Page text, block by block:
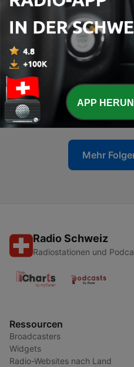
Trouver l'espace dans
29 Apr. 2026
62 - Ouvrir un chemin de
et spiritualité
01 Nov. 2025
61 - Les richesses interieures
27 Mär. 2025
Mehr
Radio Schweiz
Radiostationen und
Ressourcen
Broadcasters
Widgets
Radio-Websites nach Land
APP